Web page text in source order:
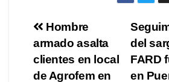
Navegación
de
del
FARD
en
Hombre
armado asalta
clientes en local
de Agrofem en